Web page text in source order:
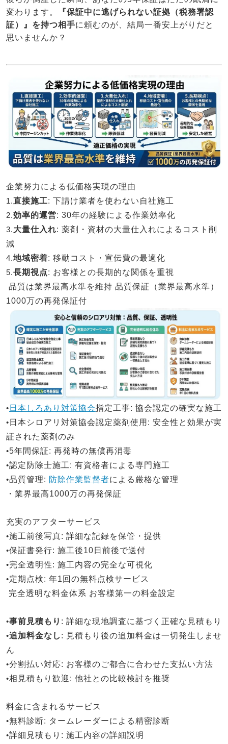
変わります。
『保証中に逃げられない証拠（税務署認
証）』を持つ相手に頼むのが、結局一番安上がりだと
思いませんか？
企業努力による低価格実現の理由
1.直接施工: 下請け業者を使わない自社施工
2.効率的運営: 30年の経験による作業効率化
3.大量仕入れ: 薬剤・資材の大量仕入れによるコスト削
減
4.地域密着: 移動コスト・宣伝費の最適化
5.長期視点: お客様との長期的な関係を重視
品質は業界最高水準を維持 品質保証（業界最高水準）
1000万の再発保証付
• 日本しろあり対策協会指定工事: 協会認定の確実な施工
• 日本シロアリ対策協会認定薬剤使用 : 安全性と効果が実
証された薬剤のみ
•5年間保証: 再発時の無償再消毒
•認定防除士施工 : 有資格者による専門施工
•品質管理: 防除作業監督者による厳格な管理
・業界最高1000万の再発保証
充実のアフターサービス
•施工前後写真: 詳細な記録を保管・提供
•保証書発行: 施工後10日前後で送付
•完全透明性: 施工内容の完全な可視化
•定期点検: 年1回の無料点検サービス
完全透明な料金体系 お客様第一の料金設定
•事前見積もり : 詳細な現地調査に基づく正確な見積もり
•追加料金なし : 見積もり後の追加料金は一切発生しませ
ん
•分割払い対応: お客様のご都合に合わせた支払い方法
•相見積もり歓迎 : 他社との比較検討を推奨
料金に含まれるサービス
•無料診断: タームレーダーによる精密診断
•詳細見積もり : 施工内容の詳細説明